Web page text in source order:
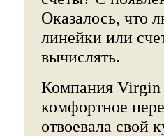
Оказалось, что
линейки или
вычислять.
Компания Virgin
комфортное
отвоевала свой